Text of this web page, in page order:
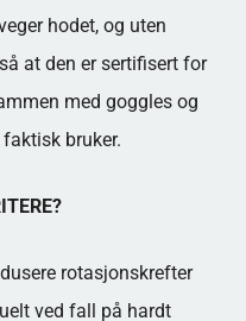
hodet, og uten
at den er sertifisert for
med goggles og
bruker.
rotasjonskrefter
ved fall på hardt